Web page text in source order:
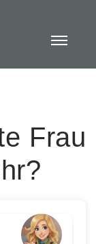
Frau